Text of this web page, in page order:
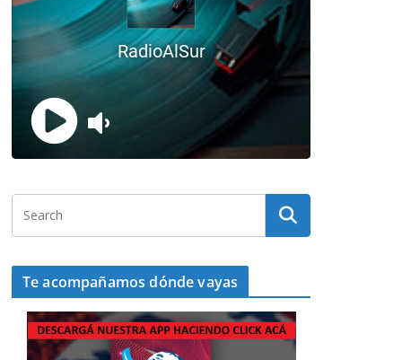
Te acompañamos dónde vayas